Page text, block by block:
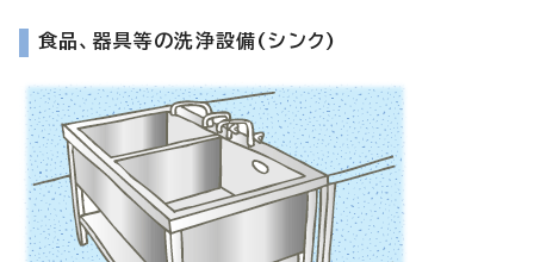
食品、器具等の洗浄設備(シンク)